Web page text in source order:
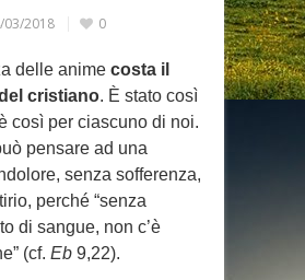
03/2018 0
delle anime costa il
cristiano. È stato così
così per ciascuno di noi.
pensare ad una
senza sofferenza,
perché “senza
di sangue, non c’è
(cf. Eb 9,22).